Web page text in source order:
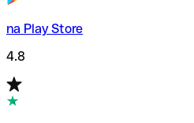
na Play Store
4.8